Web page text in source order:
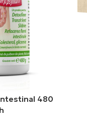
480